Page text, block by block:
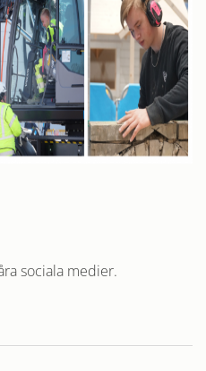
sociala medier.